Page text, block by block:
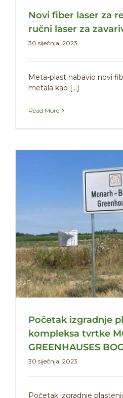
Novi fiber laser za
ručni laser za
30 siječnja, 2023
Meta-plast nabavio novi
metala kao [...]
Read More
Početak izgradnje
kompleksa tvrtke
GREENHAUSES
30 siječnja, 2023
Početak izgradnje